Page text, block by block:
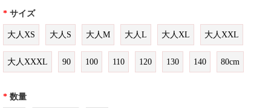
* サイズ
大人XS 大人S 大人M 大人L 大人XL 大人XXL
大人XXXL 90 100 110 120 130 140 80cm
* 数量